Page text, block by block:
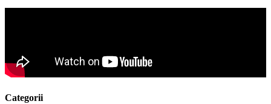
Categorii